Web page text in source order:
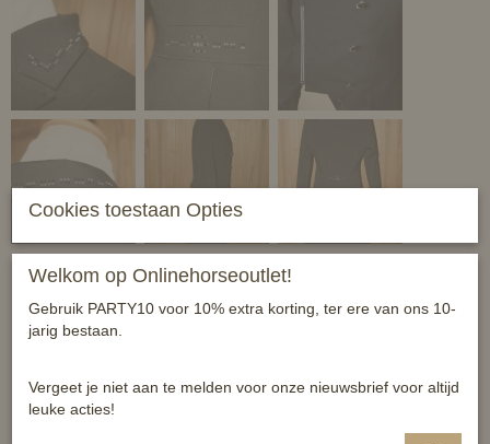
Cookies toestaan Opties
Welkom op Onlinehorseoutlet!
Gebruik PARTY10 voor 10% extra korting, ter ere van ons 10-
jarig bestaan.
Vergeet je niet aan te melden voor onze nieuwsbrief voor altijd
leuke acties!